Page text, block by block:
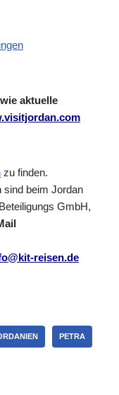
aktuelle
zu finden.
sind beim Jordan
GmbH,
reisen.de
PETRA